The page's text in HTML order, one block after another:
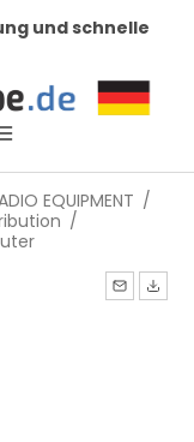
und schnelle
EQUIPMENT /
/